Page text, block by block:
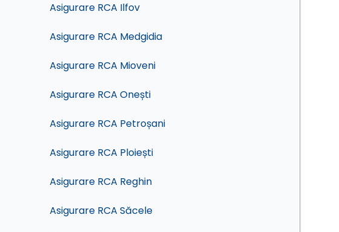
Asigurare RCA Ilfov
Asigurare RCA Medgidia
Asigurare RCA Mioveni
Asigurare RCA Onești
Asigurare RCA Petroșani
Asigurare RCA Ploiești
Asigurare RCA Reghin
Asigurare RCA Săcele